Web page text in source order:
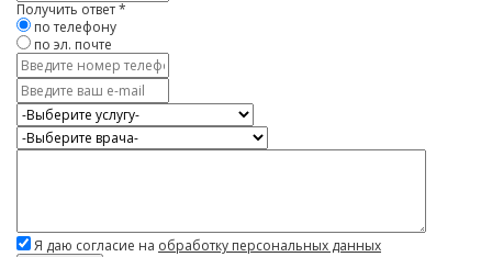
Получить ответ*
по телефону
по эл. почте
Контактный
телефон
E-
mail
Услуга
Врач
Вопрос
Я даю согласие на обработку персональных данных